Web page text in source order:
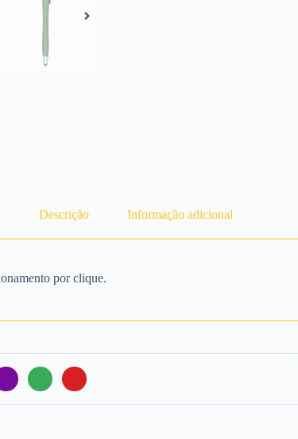
Descrição Informação adicional
por clique.